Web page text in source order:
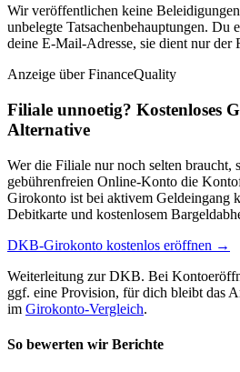
Wir veröffentlichen keine
unbelegte Tatsachenbehauptungen. Du
deine E-Mail-Adresse, sie dient nur der
Anzeige über FinanceQuality
Filiale unnoetig? Kostenloses
Alternative
Wer die Filiale nur noch selten braucht,
gebührenfreien Online-Konto die
Girokonto ist bei aktivem Geldeingang
Debitkarte und kostenlosem
DKB-Girokonto kostenlos eröffnen →
Weiterleitung zur DKB. Bei
ggf. eine Provision, für dich bleibt das
im Girokonto-Vergleich.
So bewerten wir Berichte